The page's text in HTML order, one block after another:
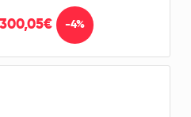
-4%